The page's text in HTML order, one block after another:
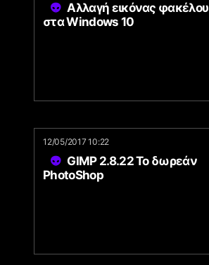
Αλλαγή εικόνας φακέλου
στα Windows 10
12/05/2017 10:22
GIMΡ 2.8.22 Το δωρεάν
PhotoShop